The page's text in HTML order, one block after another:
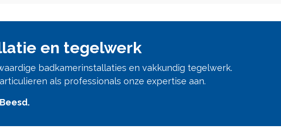
en tegelwerk
badkamerinstallaties en vakkundig tegelwerk.
als professionals onze expertise aan.